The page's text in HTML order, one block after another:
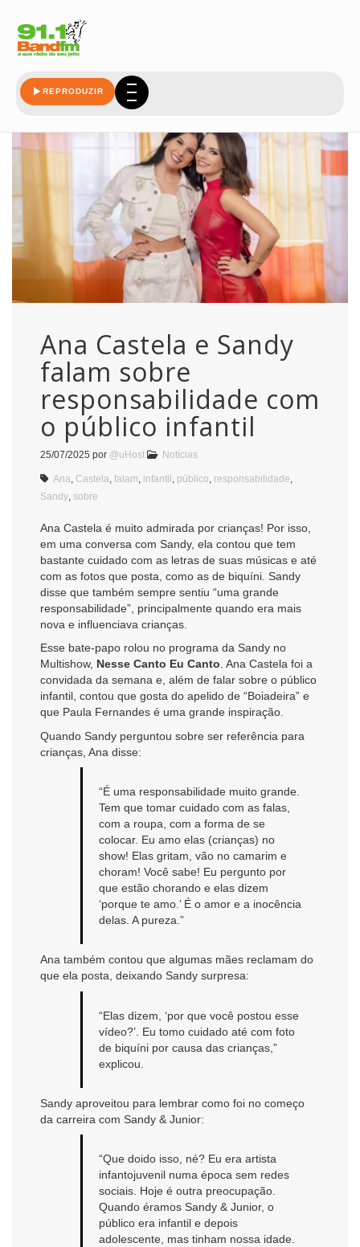
REPRODUZIR
Ana Castela e Sandy
falam sobre
responsabilidade com
o público infantil
25/07/2025 por @uHost Notícias
Ana Castela falam infantil público responsabilidade
Sandy sobre
Ana Castela é muito admirada por crianças! Por isso,
em uma conversa com Sandy, ela contou que tem
bastante cuidado com as letras de suas músicas e até
com as fotos que posta, como as de biquíni. Sandy
disse que também sempre sentiu “uma grande
responsabilidade”, principalmente quando era mais
nova e influenciava crianças.
Esse bate-papo rolou no programa da Sandy no
Multishow, Nesse Canto Eu Canto . Ana Castela foi a
convidada da semana e, além de falar sobre o público
infantil, contou que gosta do apelido de “Boiadeira” e
que Paula Fernandes é uma grande inspiração.
Quando Sandy perguntou sobre ser referência para
crianças, Ana disse:
“É uma responsabilidade muito grande.
Tem que tomar cuidado com as falas,
com a roupa, com a forma de se
colocar. Eu amo elas (crianças) no
show! Elas gritam, vão no camarim e
choram! Você sabe! Eu pergunto por
que estão chorando e elas dizem
‘porque te amo.’ É o amor e a inocência
delas. A pureza.”
Ana também contou que algumas mães reclamam do
que ela posta, deixando Sandy surpresa:
“Elas dizem, ‘por que você postou esse
vídeo?’. Eu tomo cuidado até com foto
de biquíni por causa das crianças,”
explicou.
Sandy aproveitou para lembrar como foi no começo
da carreira com Sandy & Junior:
“Que doido isso, né? Eu era artista
infantojuvenil numa época sem redes
sociais. Hoje é outra preocupação.
Quando éramos Sandy & Junior, o
público era infantil e depois
adolescente, mas tinham nossa idade.